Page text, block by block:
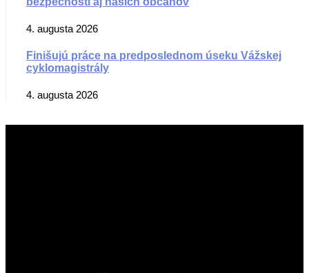
4. augusta 2026
Finišujú práce na predposlednom úseku Vážskej
cyklomagistrály
4. augusta 2026